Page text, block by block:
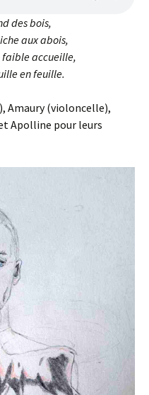
des bois,
aux abois,
faible accueille,
en feuille.
Amaury (violoncelle),
Apolline pour leurs